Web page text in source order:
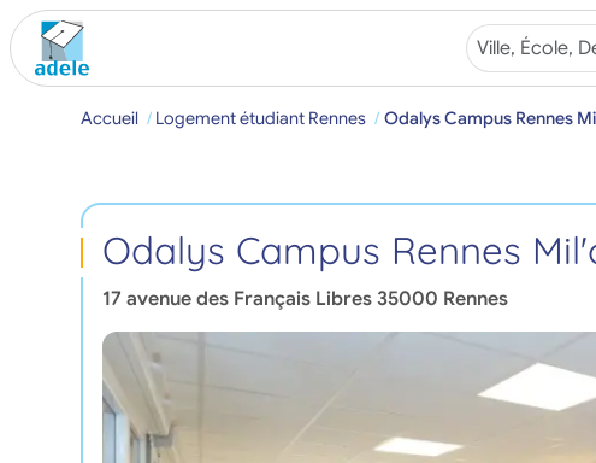
Accueil Logement étudiant Rennes Odalys Campus Rennes
Odalys Campus Rennes
17 avenue des Français Libres 35000 Rennes